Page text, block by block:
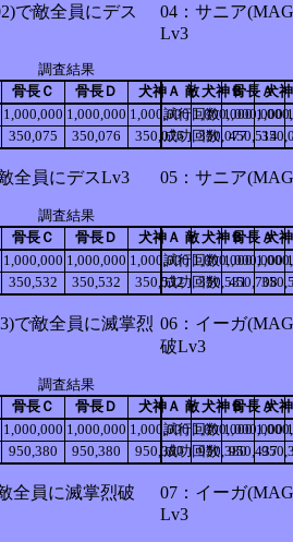
で敵全員にデス
調査結果
骨長Ｃ 骨長Ｄ 犬神Ａ 犬神Ｂ
犬
1,000,000 1,000,000 1,000,000 1,000,000
350,075 350,076 350,076 350,077
全員にデスLv3
調査結果
骨長Ｃ 骨長Ｄ 犬神Ａ 犬神Ｂ
犬
1,000,000 1,000,000 1,000,000 1,000,000
350,532 350,532 350,532 350,531
で敵全員に滅掌烈
調査結果
骨長Ｃ 骨長Ｄ 犬神Ａ 犬神Ｂ
犬
1,000,000 1,000,000 1,000,000 1,000,000
950,380 950,380 950,380 950,380
全員に滅掌烈破
04：サニア
Lv3
敵
骨長Ａ
試行回数 1,000,000
成功回数 450,514
05：サニア
敵
骨長Ａ
試行回数 1,000,000
成功回数 450,708
06：イーガ
破Lv3
敵
骨長Ａ
試行回数 1,000,000
成功回数 950,437
07：イーガ
Lv3